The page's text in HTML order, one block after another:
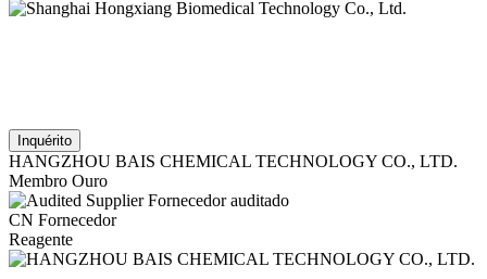
Inquérito
HANGZHOU BAIS CHEMICAL TECHNOLOGY CO., LTD.
Membro Ouro
Fornecedor auditado
CN Fornecedor
Reagente